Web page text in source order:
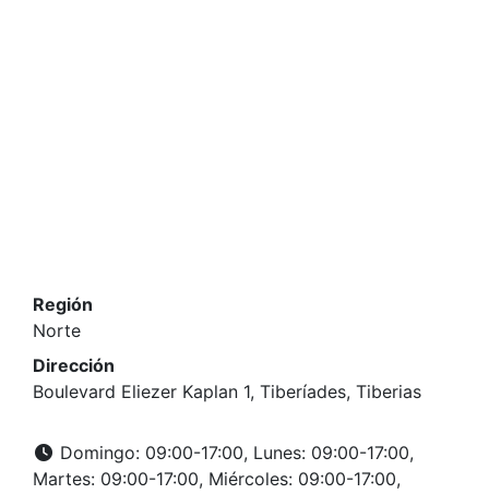
Región
Norte
Dirección
Boulevard Eliezer Kaplan 1, Tiberíades, Tiberias
Domingo: 09:00-17:00, Lunes: 09:00-17:00,
Martes: 09:00-17:00, Miércoles: 09:00-17:00,